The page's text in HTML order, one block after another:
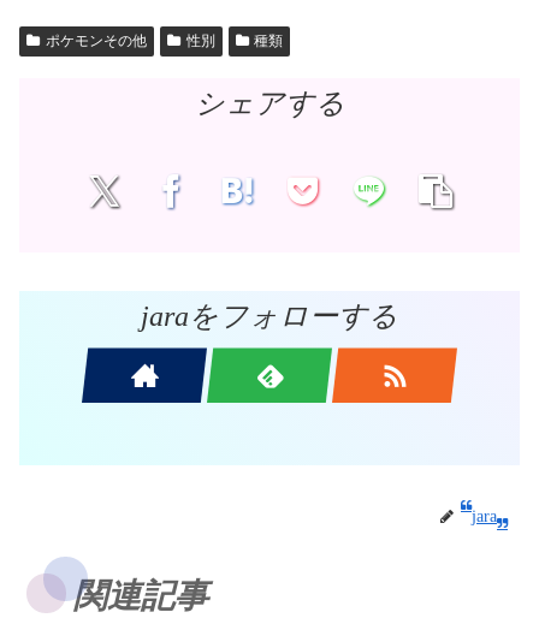
ポケモンその他 性別 種類
シェアする
jaraをフォローする
jara
関連記事